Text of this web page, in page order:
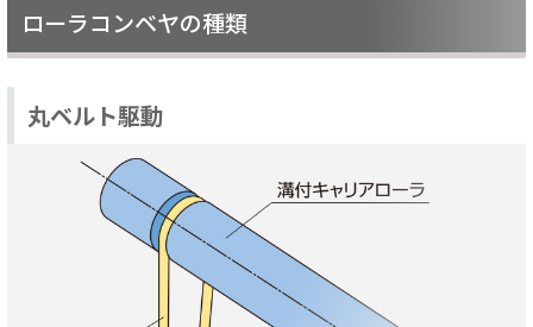
ローラコンベヤの種類
丸ベルト駆動